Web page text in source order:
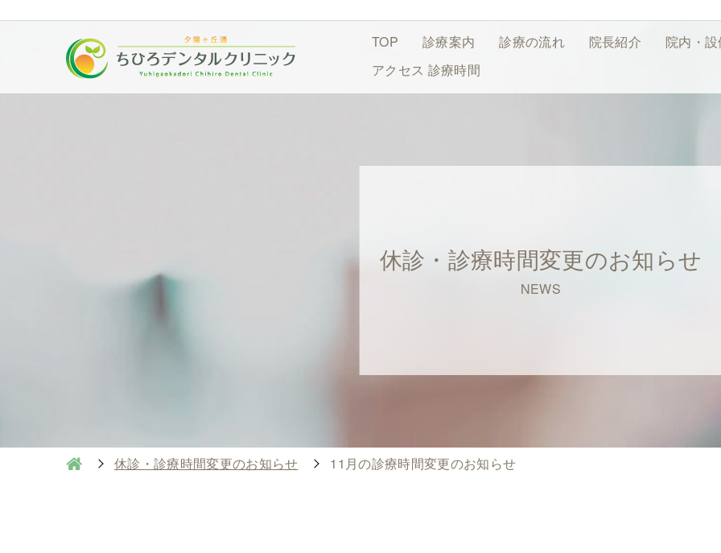
TOP 診療案内 診療の流れ 院長紹介
院内・
アクセス 診療時間
休診・診療時間変更のお知らせ
NEWS
休診・診療時間変更のお知らせ 11月の診療時間変更のお知らせ